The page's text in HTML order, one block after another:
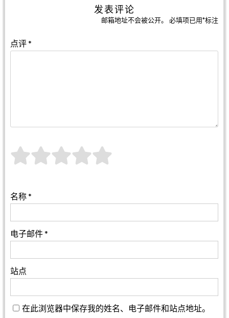
发表评论
邮箱地址不会被公开。 必填项已用*标注
点评*
名称*
电子邮件*
站点
在此浏览器中保存我的姓名、电子邮件和站点地址。